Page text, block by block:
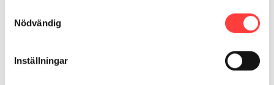
Nödvändig
Inställningar
Härligt pass! Precis vad jag behövde idag! 😀🙌🏻